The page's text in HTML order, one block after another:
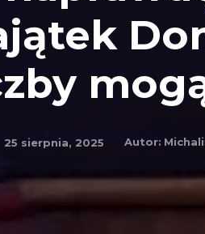
25 sierpnia, 2025 Autor: